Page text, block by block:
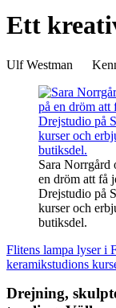
Ett
Ulf Westman
Sara Norrgård
en dröm att få
Drejstudio på
kurser och
butiksdel.
Flitens lampa lyser i
keramikstudions
Drejning,